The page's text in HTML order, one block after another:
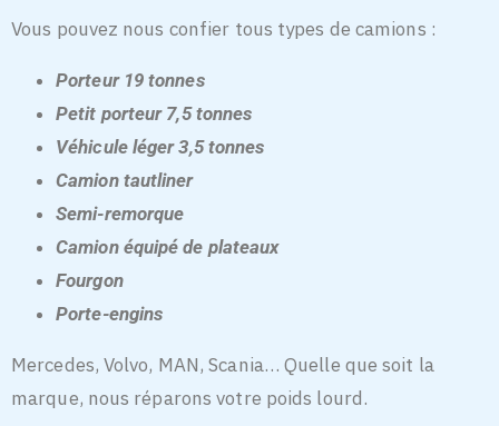
Vous pouvez nous confier tous types de camions :
Porteur 19 tonnes
Petit porteur 7,5 tonnes
Véhicule léger 3,5 tonnes
Camion tautliner
Semi-remorque
Camion équipé de plateaux
Fourgon
Porte-engins
Mercedes, Volvo, MAN, Scania… Quelle que soit la
marque, nous réparons votre poids lourd.